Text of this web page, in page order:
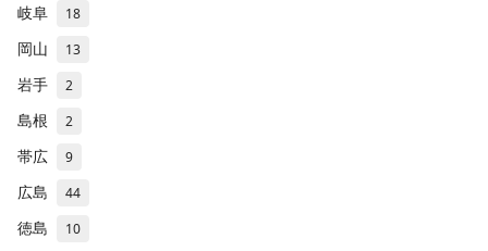
岐阜 18
岡山 13
岩手 2
島根 2
帯広 9
広島 44
徳島 10